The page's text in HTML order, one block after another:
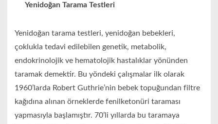
Yenidoğan Tarama Testleri
Yenidoğan tarama testleri, yenidoğan bebekleri,
çoklukla tedavi edilebilen genetik, metabolik,
endokrinolojik ve hematolojik hastalıklar yönünden
taramak demektir. Bu yöndeki çalışmalar ilk olarak
1960’larda Robert Guthrie’nin bebek topuğundan filtre
kağıdına alınan örneklerde fenilketonüri taraması
yapmasıyla başlamıştır. 70’li yıllarda bu taramaya